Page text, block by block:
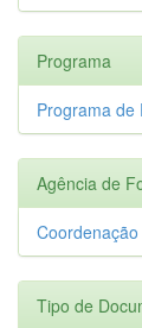
Programa
Programa de
Agência de
Tipo de